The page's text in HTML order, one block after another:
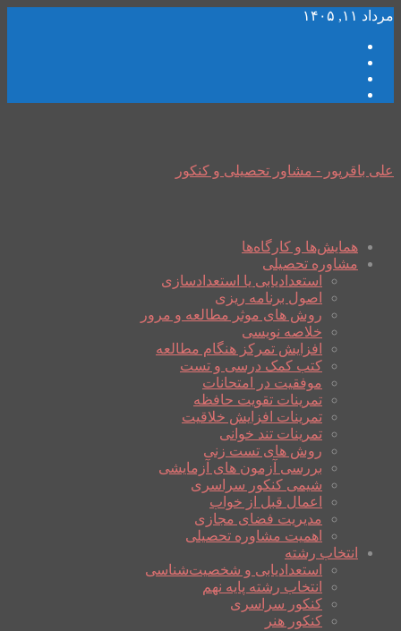
مرداد ۱۱, ۱۴۰۵
علی باقرپور - مشاور تحصیلی و کنکور
همایش‌ها و کارگاه‌ها
مشاوره تحصیلی
استعدادیابی یا استعدادسازی
اصول برنامه ریزی
روش های موثر مطالعه و مرور
خلاصه نویسی
افزایش تمرکز هنگام مطالعه
کتب کمک درسی و تست
موفقیت در امتحانات
تمرینات تقویت حافظه
تمرینات افزایش خلاقیت
تمرینات تند خوانی
روش های تست زنی
بررسی آزمون های آزمایشی
شیمی کنکور سراسری
اعمال قبل از خواب
مدیریت فضای مجازی
اهمیت مشاوره تحصیلی
انتخاب رشته
استعدادیابی و شخصیت‌شناسی
انتخاب رشته پایه نهم
کنکور سراسری
کنکور هنر